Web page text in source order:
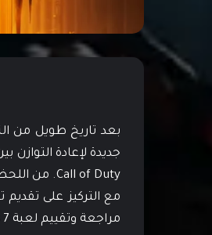
جديدة لإعادة التوازن
مع التركيز على
مراجعة وتقييم لعبة Call of Duty: Black Ops 7.